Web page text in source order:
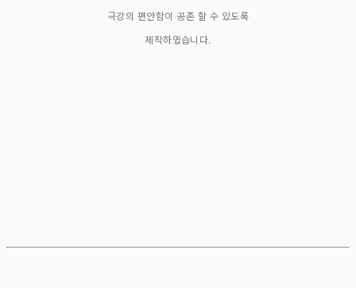
극강의 편안함이 공존 할 수 있도록
제작하였습니다.